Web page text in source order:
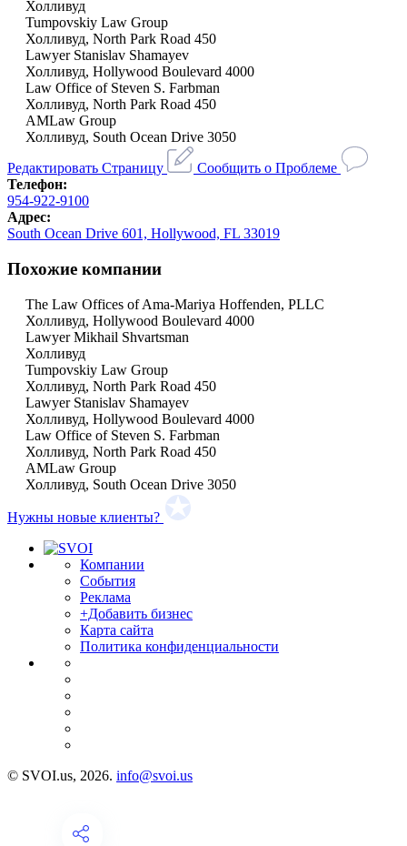
Холливуд
Tumpovskiy Law Group
Холливуд, North Park Road 450
Lawyer Stanislav Shamayev
Холливуд, Hollywood Boulevard 4000
Law Office of Steven S. Farbman
Холливуд, North Park Road 450
AMLaw Group
Холливуд, South Ocean Drive 3050
Редактировать Страницу
Сообщить о Проблеме
Телефон:
954-922-9100
Адрес:
South Ocean Drive 601, Hollywood, FL 33019
Похожие компании
The Law Offices of Ama-Mariya Hoffenden, PLLC
Холливуд, Hollywood Boulevard 4000
Lawyer Mikhail Shvartsman
Холливуд
Tumpovskiy Law Group
Холливуд, North Park Road 450
Lawyer Stanislav Shamayev
Холливуд, Hollywood Boulevard 4000
Law Office of Steven S. Farbman
Холливуд, North Park Road 450
AMLaw Group
Холливуд, South Ocean Drive 3050
Нужны новые клиенты?
Компании
События
Реклама
+Добавить бизнес
Карта сайта
Политика конфиденциальности
© SVOI.us, 2026. info@svoi.us